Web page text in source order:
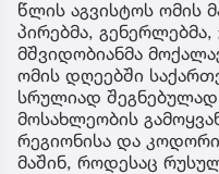
წლის აგვისტოს ომის
პირებმა, გენერლებმა,
მშვიდობიანმა
ომის დღეებში
სრულიად შეგნებულად
მოსახლეობის
რეგიონისა და
მაშინ, როდესაც